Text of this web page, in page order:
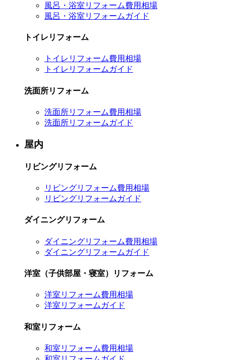
風呂・浴室リフォーム費用相場
風呂・浴室リフォームガイド
トイレリフォーム
トイレリフォーム費用相場
トイレリフォームガイド
洗面所リフォーム
洗面所リフォーム費用相場
洗面所リフォームガイド
屋内
リビングリフォーム
リビングリフォーム費用相場
リビングリフォームガイド
ダイニングリフォーム
ダイニングリフォーム費用相場
ダイニングリフォームガイド
洋室（子供部屋・寝室）リフォーム
洋室リフォーム費用相場
洋室リフォームガイド
和室リフォーム
和室リフォーム費用相場